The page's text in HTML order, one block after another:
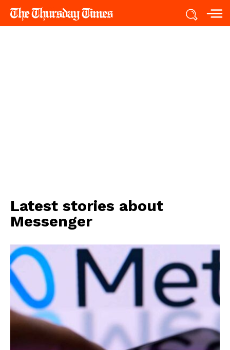
Latest stories about
Messenger